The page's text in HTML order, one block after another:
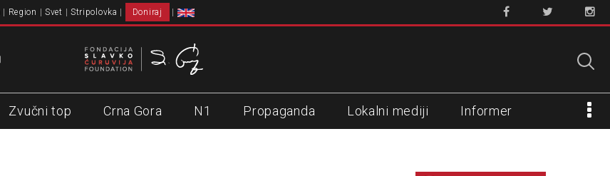
Region Svet Stripolovka Doniraj
Zvučni top Crna Gora N1 Propaganda Lokalni mediji Informer